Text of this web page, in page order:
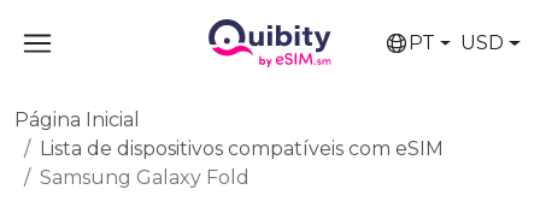
PT USD
Página Inicial
Lista de dispositivos compatíveis com eSIM
Samsung Galaxy Fold